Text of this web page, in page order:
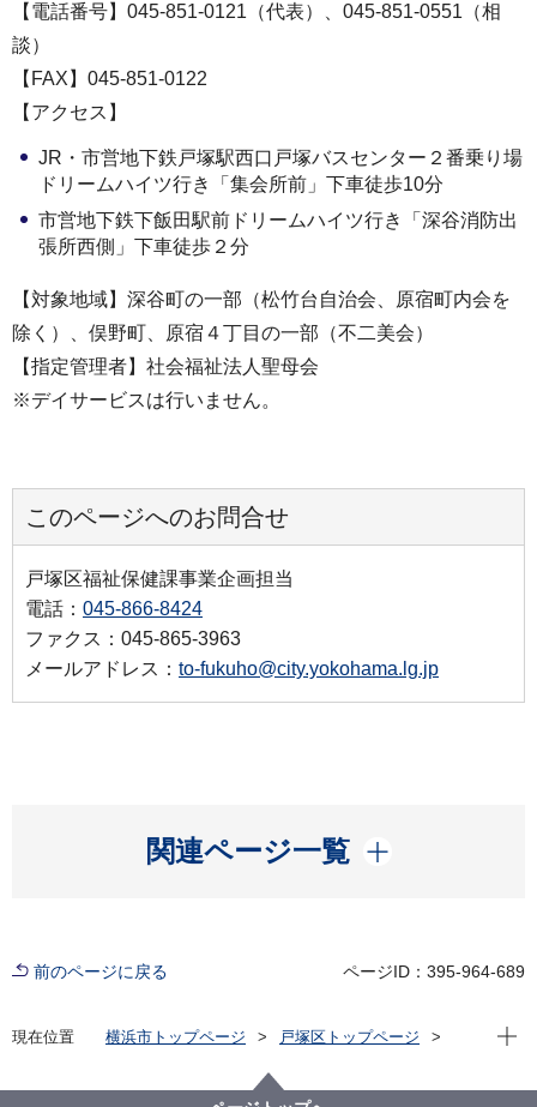
【電話番号】045-851-0121（代表）、045-851-0551（相
談）
【FAX】045-851-0122
【アクセス】
JR・市営地下鉄戸塚駅西口戸塚バスセンター２番乗り場
ドリームハイツ行き「集会所前」下車徒歩10分
市営地下鉄下飯田駅前ドリームハイツ行き「深谷消防出
張所西側」下車徒歩２分
【対象地域】深谷町の一部（松竹台自治会、原宿町内会を
除く）、俣野町、原宿４丁目の一部（不二美会）
【指定管理者】社会福祉法人聖母会
※デイサービスは行いません。
このページへのお問合せ
戸塚区福祉保健課事業企画担当
電話： 045-866-8424
ファクス：045-865-3963
メールアドレス： to-fukuho@city.yokohama.lg.jp
関連ページ一覧
開く
前のページに戻る ページID：395-964-689
現在位置 横浜市トップページ
戸塚区トップページ
地域福祉施設
戸塚区の地域ケアプラザ紹介
現在